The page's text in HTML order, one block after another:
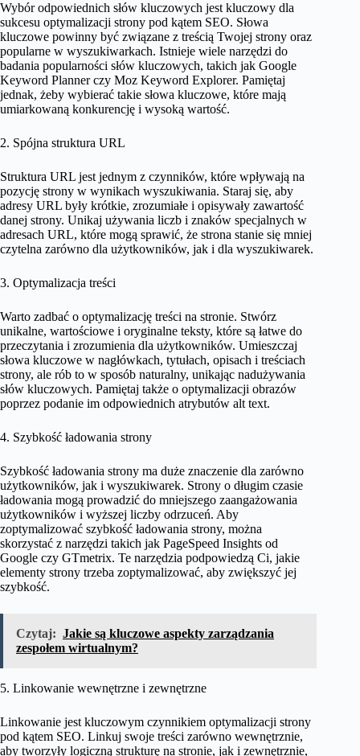
Wybór odpowiednich słów kluczowych jest kluczowy dla
sukcesu optymalizacji strony pod kątem SEO. Słowa
kluczowe powinny być związane z treścią Twojej strony oraz
popularne w wyszukiwarkach. Istnieje wiele narzędzi do
badania popularności słów kluczowych, takich jak Google
Keyword Planner czy Moz Keyword Explorer. Pamiętaj
jednak, żeby wybierać takie słowa kluczowe, które mają
umiarkowaną konkurencję i wysoką wartość.
2. Spójna struktura URL
Struktura URL jest jednym z czynników, które wpływają na
pozycję strony w wynikach wyszukiwania. Staraj się, aby
adresy URL były krótkie, zrozumiałe i opisywały zawartość
danej strony. Unikaj używania liczb i znaków specjalnych w
adresach URL, które mogą sprawić, że strona stanie się mniej
czytelna zarówno dla użytkowników, jak i dla wyszukiwarek.
3. Optymalizacja treści
Warto zadbać o optymalizację treści na stronie. Stwórz
unikalne, wartościowe i oryginalne teksty, które są łatwe do
przeczytania i zrozumienia dla użytkowników. Umieszczaj
słowa kluczowe w nagłówkach, tytułach, opisach i treściach
strony, ale rób to w sposób naturalny, unikając nadużywania
słów kluczowych. Pamiętaj także o optymalizacji obrazów
poprzez podanie im odpowiednich atrybutów alt text.
4. Szybkość ładowania strony
Szybkość ładowania strony ma duże znaczenie dla zarówno
użytkowników, jak i wyszukiwarek. Strony o długim czasie
ładowania mogą prowadzić do mniejszego zaangażowania
użytkowników i wyższej liczby odrzuceń. Aby
zoptymalizować szybkość ładowania strony, można
skorzystać z narzędzi takich jak PageSpeed Insights od
Google czy GTmetrix. Te narzędzia podpowiedzą Ci, jakie
elementy strony trzeba zoptymalizować, aby zwiększyć jej
szybkość.
Czytaj: Jakie są kluczowe aspekty zarządzania
zespołem wirtualnym?
5. Linkowanie wewnętrzne i zewnętrzne
Linkowanie jest kluczowym czynnikiem optymalizacji strony
pod kątem SEO. Linkuj swoje treści zarówno wewnętrznie,
aby tworzyły logiczną strukturę na stronie, jak i zewnętrznie,